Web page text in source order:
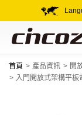
首頁 產品資訊
開
入門開放式架構平